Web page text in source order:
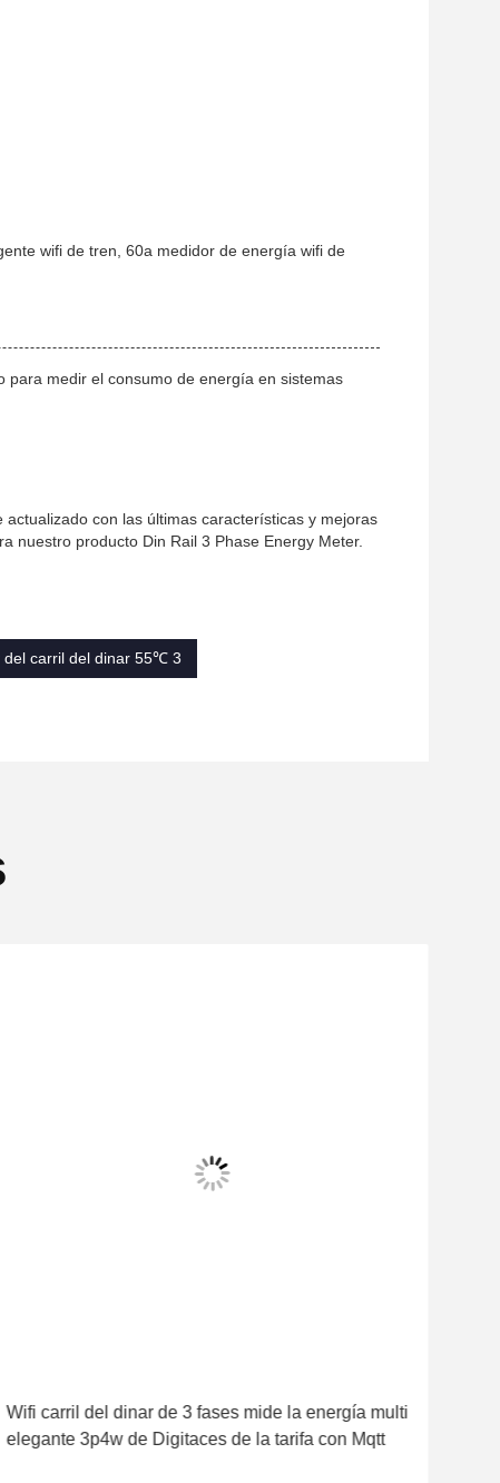
wifi de tren, 60a medidor de energía wifi de
para medir el consumo de energía en sistemas
con las últimas características y mejoras
nuestro producto Din Rail 3 Phase Energy Meter.
del carril del dinar 55℃ 3
Wifi carril del dinar de 3 fases mide la energía multi
elegante 3p4w de Digitaces de la tarifa con Mqtt